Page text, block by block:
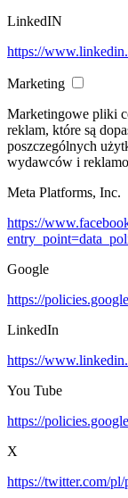
LinkedIN
https://
Marketing
Marketingowe pliki
reklam, które są
poszczególnych
wydawców i
Meta Platforms, Inc.
https://
Google
https://
LinkedIn
https://
You Tube
https://
X
https://twitter.com/